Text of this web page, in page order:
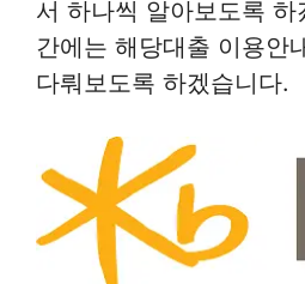
서 하나씩 알아보도록 하
간에는 해당대출 이용안
다뤄보도록 하겠습니다.